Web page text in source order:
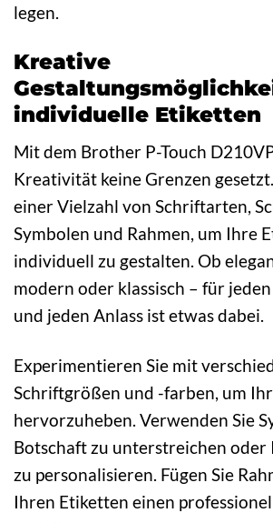
legen.
Kreative
individuelle Etiketten
Mit dem Brother P-Touch
Kreativität keine Grenzen
einer Vielzahl von Schriftarten,
Symbolen und Rahmen, um Ihre
individuell zu gestalten. Ob
modern oder klassisch – für
und jeden Anlass ist etwas dabei.
Experimentieren Sie mit
Schriftgrößen und -farben, um
hervorzuheben. Verwenden Sie
Botschaft zu unterstreichen oder
zu personalisieren. Fügen Sie
Ihren Etiketten einen